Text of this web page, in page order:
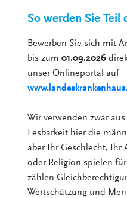
So werden Sie Teil
Bewerben Sie sich mit
bis zum01.09.2026
unser Onlineportal auf
Wir verwenden zwar
Lesbarkeit hier die
aber Ihr Geschlecht, Ihr
oder Religion spielen
zählen
Wertschätzung und